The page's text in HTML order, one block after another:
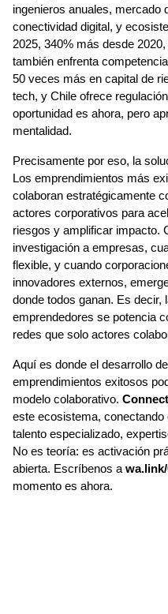
ingenieros anuales, mercado
conectividad digital, y
2025, 340% más desde
también enfrenta
50 veces más en capital de
tech, y Chile ofrece
oportunidad es ahora, pero
mentalidad.
Precisamente por eso, la
Los emprendimientos más
colaboran estratégicamente
actores corporativos para
riesgos y amplificar impacto.
investigación a empresas,
flexible, y cuando
innovadores externos,
donde todos ganan. Es decir,
emprendedores se potencia
redes que solo actores
Aquí es donde el desarrollo
emprendimientos exitosos
modelo colaborativo.
este ecosistema,
talento especializado,
No es teoría: es activación
abierta. Escríbenos a
momento es ahora.